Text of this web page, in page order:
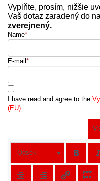
Vyplňte, prosím, nižšie
Vaš dotaz zaradený do
zverejnený.
Name*
E-mail *
I have read and agree to the
(EU)
Odsek